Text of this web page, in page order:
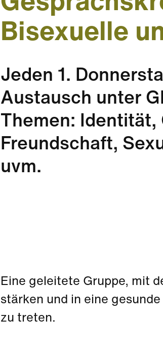
Bisexuelle
Jeden 1.
Austausch unter
Themen:
Freundschaft,
uvm.
Eine geleitete Gruppe, mit
stärken und in eine
zu treten.